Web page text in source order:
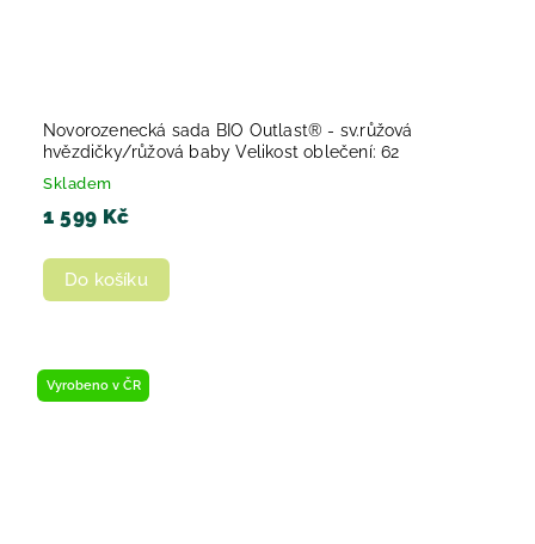
Novorozenecká sada BIO Outlast® - sv.růžová
hvězdičky/růžová baby Velikost oblečení: 62
Skladem
1 599 Kč
Do košíku
Vyrobeno v ČR